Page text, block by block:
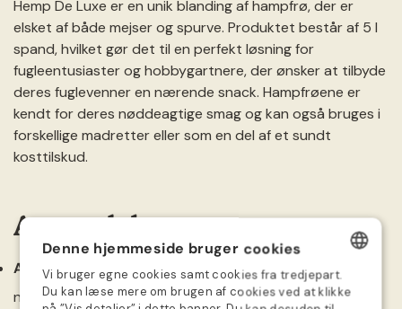
Hemp De Luxe er en unik blanding af hampfrø, der er
elsket af både mejser og spurve. Produktet består af 5 l
spand, hvilket gør det til en perfekt løsning for
fugleentusiaster og hobbygartnere, der ønsker at tilbyde
deres fuglevenner en nærende snack. Hampfrøene er
kendt for deres nøddeagtige smag og kan også bruges i
forskellige madretter eller som en del af et sundt
kosttilskud.
Anvendelse
Anvendelse som fuglefoder: Hæng Hemp De Luxe i en
netpose i træet, så både mejser og spurve kan nyde
DANISH
Denne hjemmeside bruger cookies
Vi bruger egne cookies samt cookies fra tredjepart.
Du kan læse mere om brugen af cookies ved at klikke